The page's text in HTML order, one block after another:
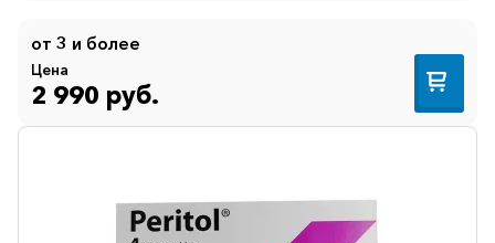
от 3 и более
Цена
2 990 руб.